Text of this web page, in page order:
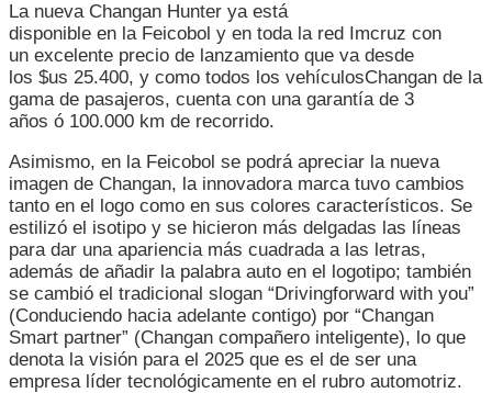
La nueva Changan Hunter ya está
disponible en la Feicobol y en toda la red Imcruz con
un excelente precio de lanzamiento que va desde
los $us 25.400, y como todos los vehículosChangan de la
gama de pasajeros, cuenta con una garantía de 3
años ó 100.000 km de recorrido.
Asimismo, en la Feicobol se podrá apreciar la nueva
imagen de Changan, la innovadora marca tuvo cambios
tanto en el logo como en sus colores característicos. Se
estilizó el isotipo y se hicieron más delgadas las líneas
para dar una apariencia más cuadrada a las letras,
además de añadir la palabra auto en el logotipo; también
se cambió el tradicional slogan “Drivingforward with you”
(Conduciendo hacia adelante contigo) por “Changan
Smart partner” (Changan compañero inteligente), lo que
denota la visión para el 2025 que es el de ser una
empresa líder tecnológicamente en el rubro automotriz.